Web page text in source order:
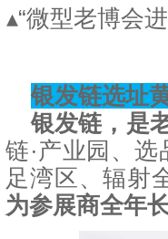
▴“微型老博会
银发链选址
银发链，是
链·产业园、
足湾区、辐射
为参展商全年